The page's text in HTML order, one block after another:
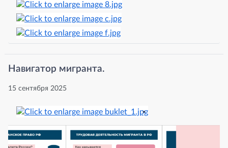
Навигатор мигранта.
15 сентября 2025